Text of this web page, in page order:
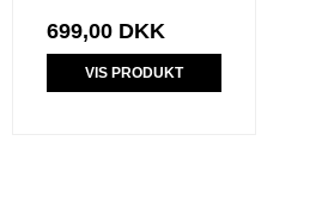
699,00 DKK
VIS PRODUKT